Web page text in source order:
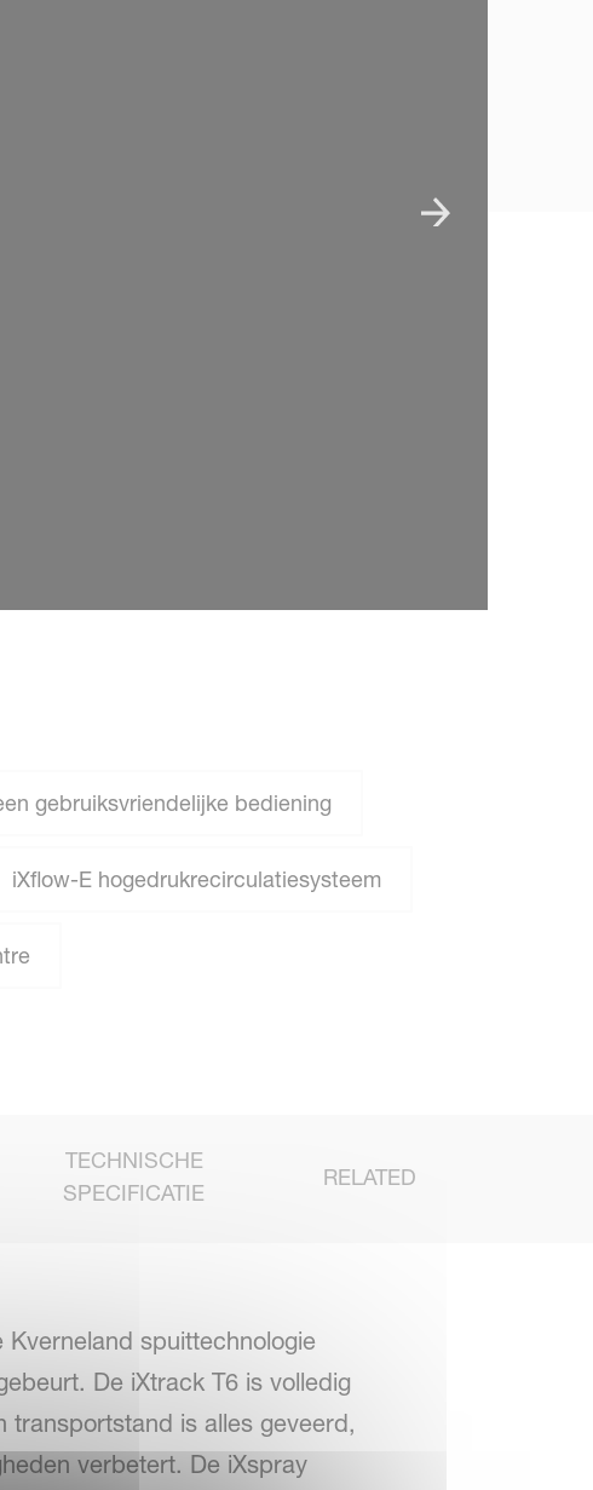
gebruiksvriendelijke bediening
iXflow-E hogedrukrecirculatiesysteem
TECHNISCHE
SPECIFICATIE
RELATED
spuittechnologie
De iXtrack T6 is volledig
transportstand is alles geveerd,
verbetert. De iXspray